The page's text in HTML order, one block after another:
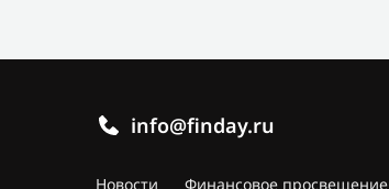
info@finday.ru
Новости Финансовое просвещение